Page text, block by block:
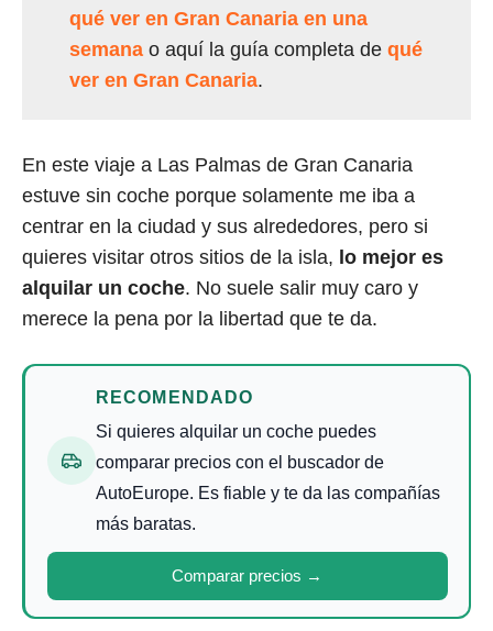
qué ver en Gran Canaria en una
semanao aquí la guía completa de qué
ver en Gran Canaria.
En este viaje a Las Palmas de Gran Canaria
estuve sin coche porque solamente me iba a
centrar en la ciudad y sus alrededores, pero si
quieres visitar otros sitios de la isla, lo mejor es
alquilar un coche. No suele salir muy caro y
merece la pena por la libertad que te da.
RECOMENDADO
Si quieres alquilar un coche puedes
comparar precios con el buscador de
AutoEurope. Es fiable y te da las compañías
más baratas.
Comparar precios →